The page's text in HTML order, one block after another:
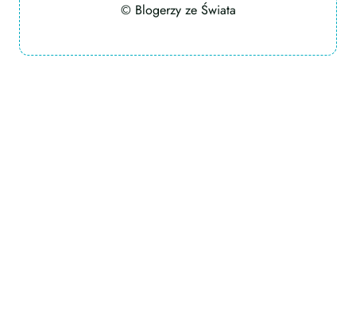
© Blogerzy ze Świata